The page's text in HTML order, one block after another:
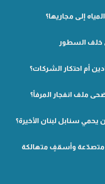
إلى مجاريها؟
خلف السطور
أم احتكار الشركات؟
ملف انفجار المرفأ؟
يحمي سنابل لبنان الأخيرة؟
متصدّعة وأسقفٍ متهالكة